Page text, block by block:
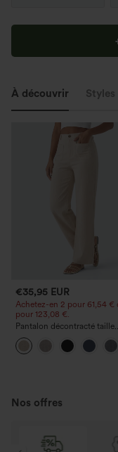
À découvrir Styles
€35,95 EUR
Achetez-en 2 pour 61,54 €
pour 123,08 €.
Pantalon décontracté taille
haute à jambe droite, effet
avec poches
Nos offres